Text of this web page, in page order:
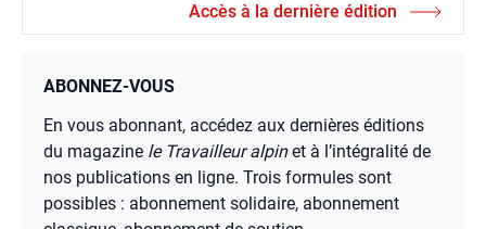
Accès à la dernière édition
ABONNEZ-VOUS
En vous abonnant, accédez aux dernières éditions
du magazine le Travailleur alpinet à l’intégralité de
nos publications en ligne. Trois formules sont
possibles : abonnement solidaire, abonnement